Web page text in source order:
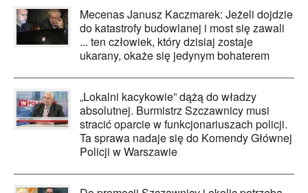
Mecenas Janusz Kaczmarek: Jeżeli dojdzie
do katastrofy budowlanej i most się zawali
... ten człowiek, który dzisiaj zostaje
ukarany, okaże się jedynym bohaterem
„Lokalni kacykowie” dążą do władzy
absolutnej. Burmistrz Szczawnicy musi
stracić oparcie w funkcjonariuszach policji.
Ta sprawa nadaje się do Komendy Głównej
Policji w Warszawie